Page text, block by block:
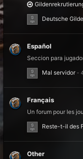
Deutsche
Español
Seccion para
Mal servidor
Français
Un forum pour les
Reste-t-il des
Other